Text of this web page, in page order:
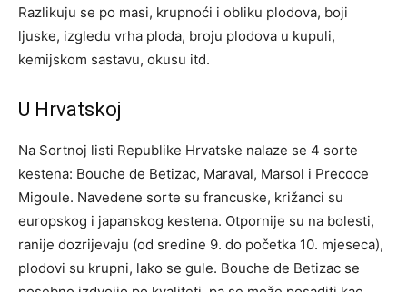
Razlikuju se po masi, krupnoći i obliku plodova, boji
ljuske, izgledu vrha ploda, broju plodova u kupuli,
kemijskom sastavu, okusu itd.
U Hrvatskoj
Na Sortnoj listi Republike Hrvatske nalaze se 4 sorte
kestena: Bouche de Betizac, Maraval, Marsol i Precoce
Migoule. Navedene sorte su francuske, križanci su
europskog i japanskog kestena. Otpornije su na bolesti,
ranije dozrijevaju (od sredine 9. do početka 10. mjeseca),
plodovi su krupni, lako se gule. Bouche de Betizac se